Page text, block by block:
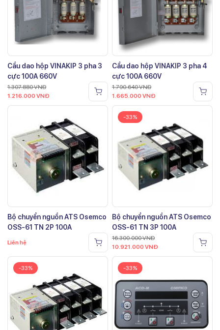
Cầu dao hộp VINAKIP 3 pha 3
cực 100A 660V
1.307.880VNĐ
1.216.000 VNĐ
Cầu dao hộp VINAKIP 3 pha 4
cực 100A 660V
1.790.640VNĐ
1.665.000 VNĐ
Bộ chuyển nguồn ATS Osemco
OSS-61 TN 2P 100A
Liên hệ
-33%
Bộ chuyển nguồn ATS Osemco
OSS-61 TN 3P 100A
16.300.000VNĐ
10.921.000 VNĐ
-33% -33%